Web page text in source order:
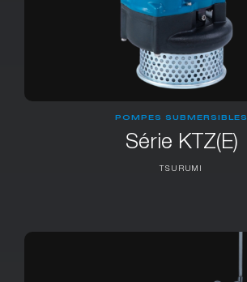
POMPES SUBMERSIBLES
Série KTZ(E)
TSURUMI